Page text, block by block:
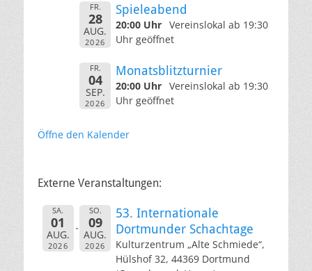
FR.
28
AUG.
2026
Spieleabend
20:00 Uhr Vereinslokal ab 19:30
Uhr geöffnet
FR.
04
SEP.
2026
Monatsblitzturnier
20:00 Uhr Vereinslokal ab 19:30
Uhr geöffnet
Öffne den Kalender
Externe Veranstaltungen:
SA.
01
AUG.
2026
SO.
09
AUG.
2026
53. Internationale
Dortmunder Schachtage
Kulturzentrum „Alte Schmiede“,
Hülshof 32, 44369 Dortmund